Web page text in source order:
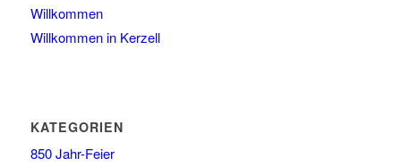
Willkommen
Willkommen in Kerzell
KATEGORIEN
850 Jahr-Feier